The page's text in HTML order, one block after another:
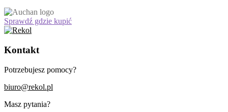
Sprawdź gdzie kupić
Kontakt
Potrzebujesz pomocy?
biuro@rekol.pl
Masz pytania?